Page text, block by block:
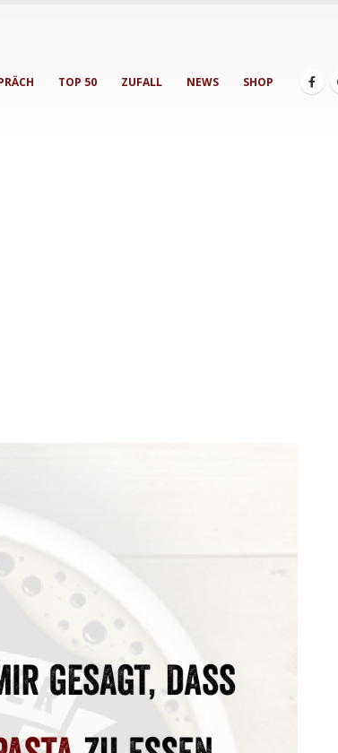
TOP 50 ZUFALL NEWS SHOP